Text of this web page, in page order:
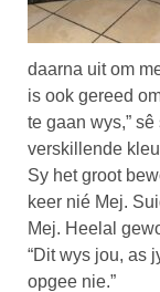
daarna uit om
is ook gereed
te gaan wys,”
verskillende
Sy het groot
keer nié Mej.
Mej. Heelal
“Dit wys jou, as
opgee nie.”